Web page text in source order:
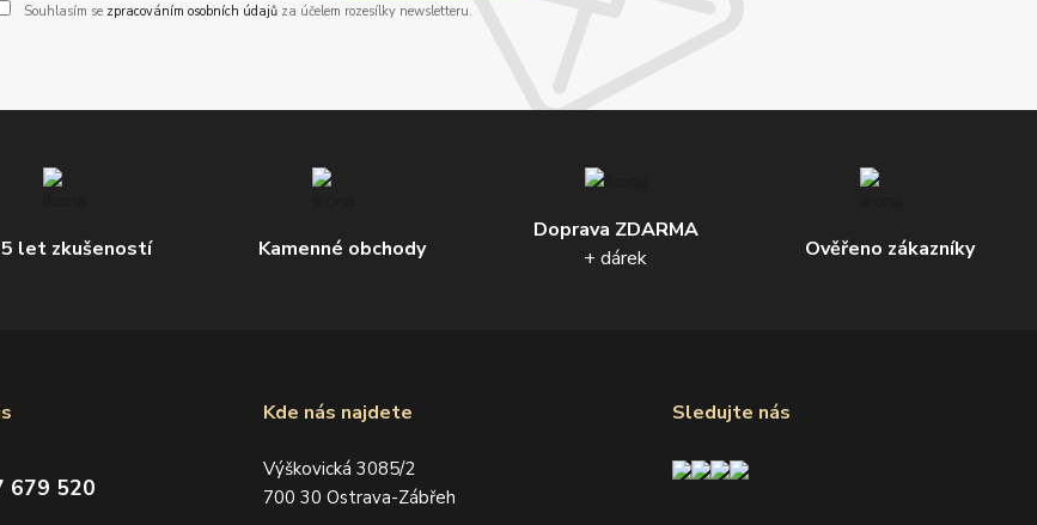
Souhlasím se zpracováním osobních údajůza účelem rozesílky newsletteru.
let zkušeností Kamenné obchody
Doprava ZDARMA
+ dárek
Ověřeno zákazníky
Kde nás najdete
Výškovická 3085/2
700 30 Ostrava-Zábřeh
Sledujte nás
679 520